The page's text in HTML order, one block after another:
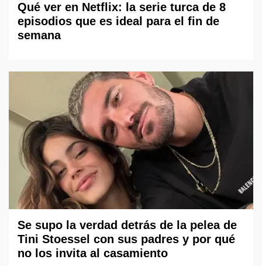
Qué ver en Netflix: la serie turca de 8
episodios que es ideal para el fin de
semana
Se supo la verdad detrás de la pelea de
Tini Stoessel con sus padres y por qué
no los invita al casamiento